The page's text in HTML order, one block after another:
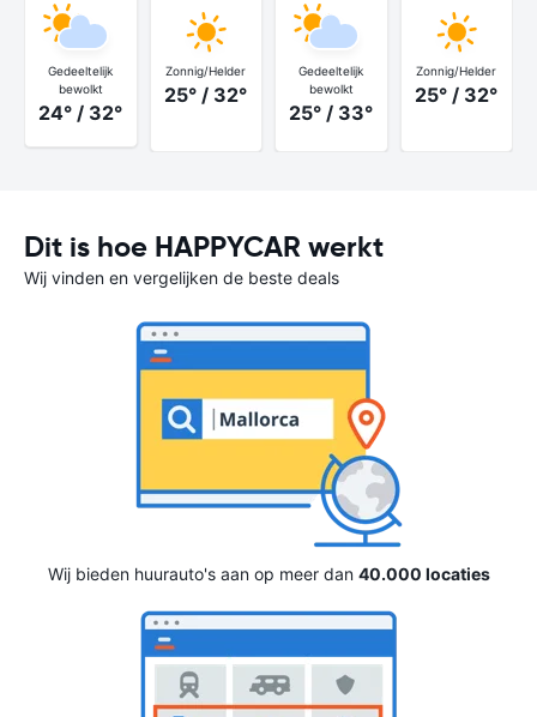
Gedeeltelijk
bewolkt
24° / 32°
Zonnig/Helder
25° / 32°
Gedeeltelijk
bewolkt
25° / 33°
Zonnig/Helder
25° / 32°
Dit is hoe HAPPYCAR werkt
Wij vinden en vergelijken de beste deals
Wij bieden huurauto's aan op meer dan 40.000 locaties